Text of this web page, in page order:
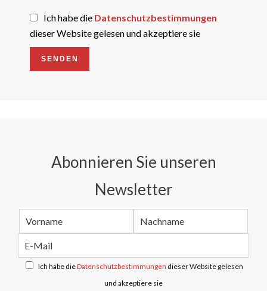
Ich habe die Datenschutzbestimmungen
dieser Website gelesen und akzeptiere sie
SENDEN
Abonnieren Sie unseren
Newsletter
Ich habe dieDatenschutzbestimmungen dieser Website gelesen
und akzeptiere sie